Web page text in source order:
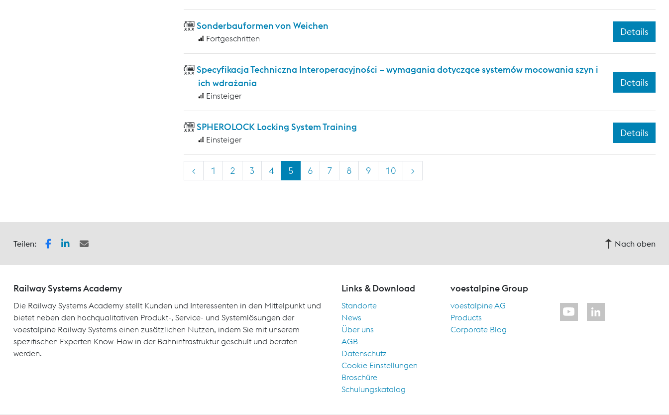
Sonderbauformen von Weichen
Fortgeschritten
Details
Specyfikacja Techniczna Interoperacyjności – wymagania dotyczące systemów mocowania szyn i
ich wdrażania
Einsteiger
Details
SPHEROLOCK Locking System Training
Einsteiger
Details
< 1 2 3 4 5 6 7 8 9 10 >
Teilen: Nach oben
Railway Systems Academy
Die Railway Systems Academy stellt Kunden und Interessenten in den Mittelpunkt und
bietet neben den hochqualitativen Produkt-, Service- und Systemlösungen der
voestalpine Railway Systems einen zusätzlichen Nutzen, indem Sie mit unserem
spezifischen Experten Know-How in der Bahninfrastruktur geschult und beraten
werden.
Links & Download
Standorte
News
Über uns
AGB
Datenschutz
Cookie Einstellungen
Broschüre
Schulungskatalog
voestalpine Group
voestalpine AG
Products
Corporate Blog